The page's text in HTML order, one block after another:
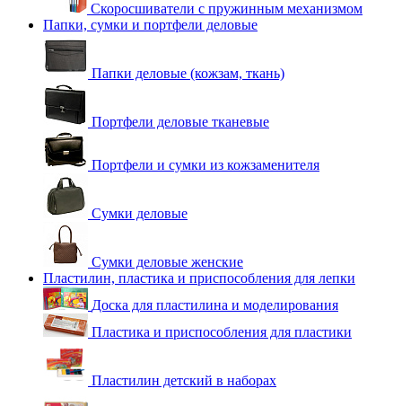
Скоросшиватели с пружинным механизмом
Папки, сумки и портфели деловые
Папки деловые (кожзам, ткань)
Портфели деловые тканевые
Портфели и сумки из кожзаменителя
Сумки деловые
Сумки деловые женские
Пластилин, пластика и приспособления для лепки
Доска для пластилина и моделирования
Пластика и приспособления для пластики
Пластилин детский в наборах